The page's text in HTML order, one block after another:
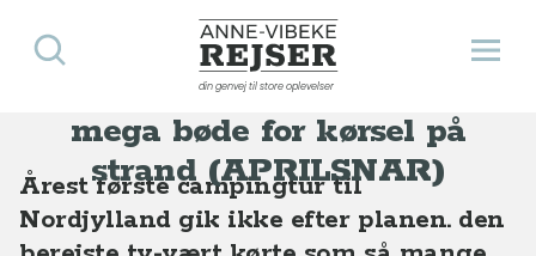
Anne-Vibeke Rejser
din genvej til store oplevelser
Åbn
Søg
PRESSE: Chefredaktør
Anne-Vibeke Isaksen får
mega bøde for kørsel på
strand (APRILSNAR)
Årest første campingtur til
Nordjylland gik ikke efter planen. den